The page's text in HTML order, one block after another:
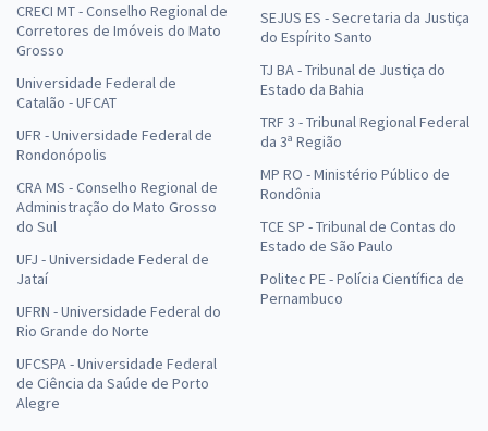
CRECI MT - Conselho Regional de
Corretores de Imóveis do Mato
Grosso
Universidade Federal de
Catalão - UFCAT
UFR - Universidade Federal de
Rondonópolis
CRA MS - Conselho Regional de
Administração do Mato Grosso
do Sul
UFJ - Universidade Federal de
Jataí
UFRN - Universidade Federal do
Rio Grande do Norte
UFCSPA - Universidade Federal
de Ciência da Saúde de Porto
Alegre
SEJUS ES - Secretaria da Justiça
do Espírito Santo
TJ BA - Tribunal de Justiça do
Estado da Bahia
TRF 3 - Tribunal Regional Federal
da 3ª Região
MP RO - Ministério Público de
Rondônia
TCE SP - Tribunal de Contas do
Estado de São Paulo
Politec PE - Polícia Científica de
Pernambuco